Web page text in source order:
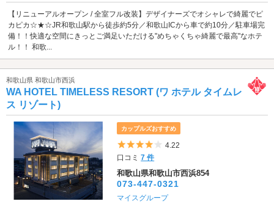
【リニューアルオープン / 全室フル改装】デザイナーズでオシャレで綺麗でピ
カピカ☆★☆JR和歌山駅から徒歩約5分／和歌山ICから車で約10分／駐車場完
備！！快適な空間にきっとご満足いただける"めちゃくちゃ綺麗で最高"なホテ
ル！！ 和歌...
和歌山県 和歌山市西浜
WA HOTEL TIMELESS RESORT (ワ ホテル タイムレ
ス リゾート)
カップルズおすすめ
5つ星のうち4
4.22
口コミ7 件
和歌山県和歌山市西浜854
073-447-0321
マイスグループ